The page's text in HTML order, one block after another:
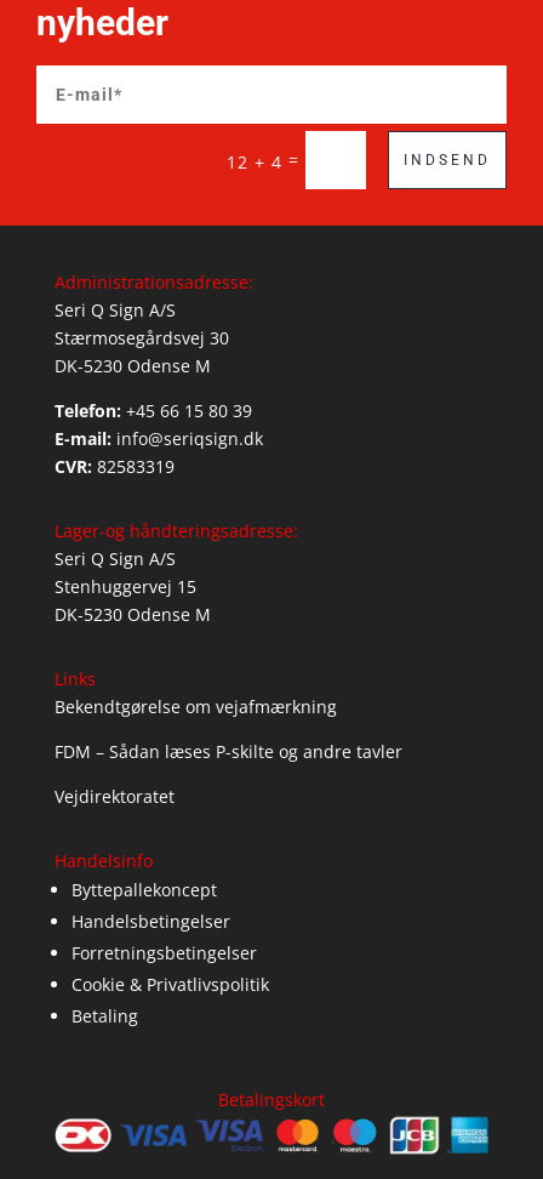
nyheder
12 + 4 = INDSEND
Administrationsadresse:
Seri Q Sign A/S
Stærmosegårdsvej 30
DK-5230 Odense M
Telefon: +45 66 15 80 39
E-mail: info@seriqsign.dk
CVR: 82583319
Lager-og håndteringsadresse:
Seri Q Sign A/S
Stenhuggervej 15
DK-5230 Odense M
Links
Bekendtgørelse om vejafmærkning
FDM – Sådan læses P-skilte og andre tavler
Vejdirektoratet
Handelsinfo
Byttepallekoncept
Handelsbetingelser
Forretningsbetingelser
Cookie & Privatlivspolitik
Betaling
Betalingskort